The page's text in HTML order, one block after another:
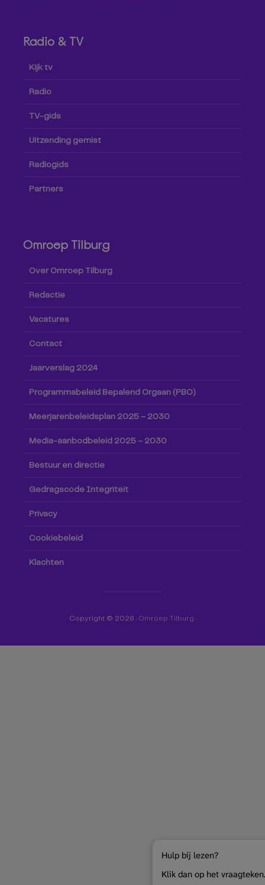
Radio & TV
Kijk tv
Radio
TV-gids
Uitzending gemist
Radiogids
Partners
Omroep Tilburg
Over Omroep Tilburg
Redactie
Vacatures
Contact
Jaarverslag 2024
Programmabeleid Bepalend Orgaan (PBO)
Meerjarenbeleidsplan 2025 – 2030
Media-aanbodbeleid 2025 – 2030
Bestuur en directie
Gedragscode Integriteit
Privacy
Cookiebeleid
Klachten
Copyright © 2026 · Omroep Tilburg ·
Hulp bij lezen?
Klik dan op het vraagteken.